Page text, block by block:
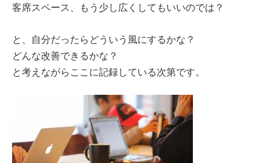
客席スペース、もう少し広くしてもいいのでは？
と、自分だったらどういう風にするかな？
どんな改善できるかな？
と考えながらここに記録している次第です。